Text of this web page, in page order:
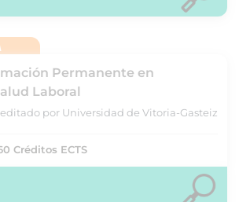
Permanente en
Laboral
por Universidad de Vitoria-Gasteiz
Créditos ECTS